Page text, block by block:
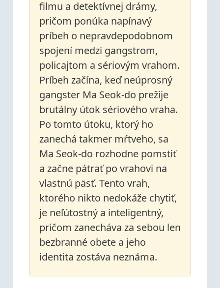
filmu a detektívnej drámy,
pričom ponúka napínavý
príbeh o nepravdepodobnom
spojení medzi gangstrom,
policajtom a sériovým vrahom.
Príbeh začína, keď neúprosný
gangster Ma Seok-do prežije
brutálny útok sériového vraha.
Po tomto útoku, ktorý ho
zanechá takmer mŕtveho, sa
Ma Seok-do rozhodne pomstiť
a začne pátrať po vrahovi na
vlastnú päsť. Tento vrah,
ktorého nikto nedokáže chytiť,
je neľútostný a inteligentný,
pričom zanecháva za sebou len
bezbranné obete a jeho
identita zostáva neznáma.